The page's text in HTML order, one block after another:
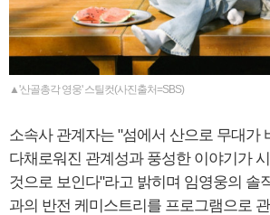
▲'산골총각 영웅' 스틸컷(사진출처=SBS)
소속사 관계자는 "섬에서 산으로 무대가
다채로워진 관계성과 풍성한 이야기가
것으로 보인다"라고 밝히며 임영웅의 솔
과의 반전 케미스트리를 프로그램으로